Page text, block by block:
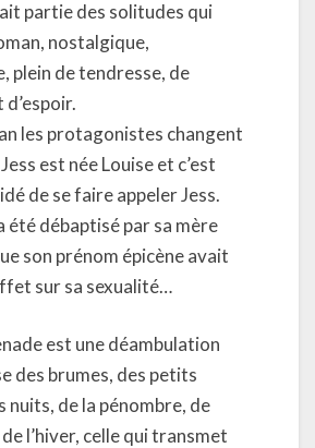
partie des solitudes qui
nostalgique,
plein de tendresse, de
les protagonistes changent
est née Louise et c’est
de se faire appeler Jess.
été débaptisé par sa mère
son prénom épicène avait
sur sa sexualité…
est une déambulation
des brumes, des petits
nuits, de la pénombre, de
l’hiver, celle qui transmet